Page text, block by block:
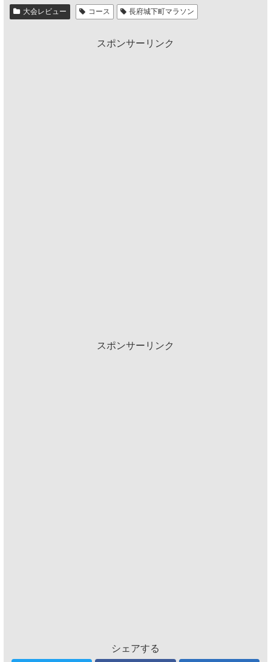
大会レビュー コース 長府城下町マラソン
スポンサーリンク
スポンサーリンク
シェアする